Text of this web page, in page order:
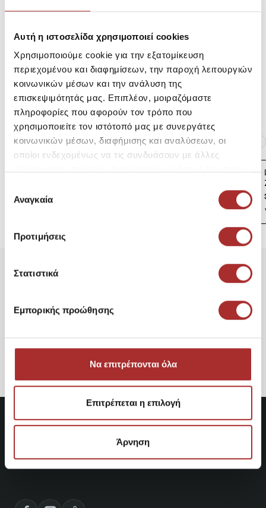
Αυτή η ιστοσελίδα χρησιμοποιεί cookies
Χρησιμοποιούμε cookie για την εξατομίκευση
περιεχομένου και διαφημίσεων, την παροχή λειτουργιών
κοινωνικών μέσων και την ανάλυση της
επισκεψιμότητάς μας. Επιπλέον, μοιραζόμαστε
πληροφορίες που αφορούν τον τρόπο που
χρησιμοποιείτε τον ιστότοπό μας με συνεργάτες
κοινωνικών μέσων, διαφήμισης και αναλύσεων, οι
οποίοι ενδεχομένως να τις συνδυάσουν με άλλες
των υπηρεσιών τους.
συγκατάθεσης
Αναγκαία
Προτιμήσεις
Στατιστικά
Εμπορικής προώθησης
Να επιτρέπονται όλα
Επιτρέπεται η επιλογή
Άρνηση
Αποστολές Προϊόντων
Επιστροφές Προϊόντων
Ίδια κατηγορία Ίδιο Brand
LAPIN HOUSE Βρεφική
Emerson Ανδρική φουτερ
28,48€